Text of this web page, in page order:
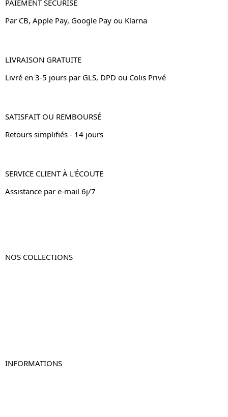
PAIEMENT SÉCURISÉ
Par CB, Apple Pay, Google Pay ou Klarna
LIVRAISON GRATUITE
Livré en 3-5 jours par GLS, DPD ou Colis Privé
SATISFAIT OU REMBOURSÉ
Retours simplifiés - 14 jours
SERVICE CLIENT À L'ÉCOUTE
Assistance par e-mail 6j/7
NOS COLLECTIONS
INFORMATIONS